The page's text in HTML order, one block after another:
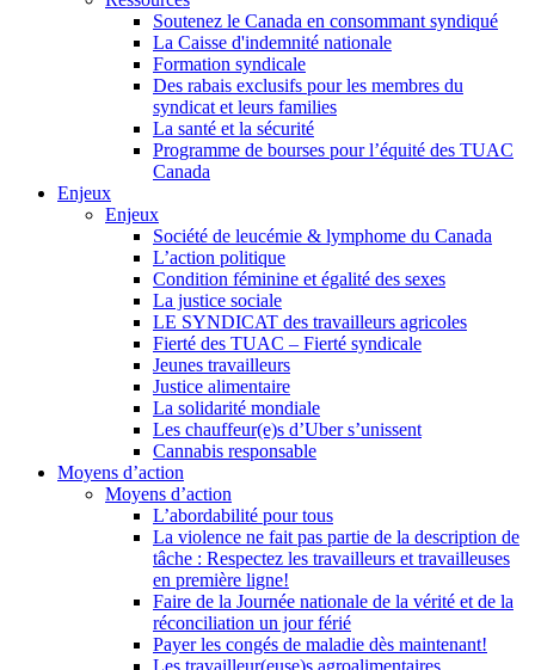
Soutenez le Canada en consommant syndiqué
La Caisse d'indemnité nationale
Formation syndicale
Des rabais exclusifs pour les membres du
syndicat et leurs families
La santé et la sécurité
Programme de bourses pour l’équité des TUAC
Canada
Enjeux
Enjeux
Société de leucémie & lymphome du Canada
L’action politique
Condition féminine et égalité des sexes
La justice sociale
LE SYNDICAT des travailleurs agricoles
Fierté des TUAC – Fierté syndicale
Jeunes travailleurs
Justice alimentaire
La solidarité mondiale
Les chauffeur(e)s d’Uber s’unissent
Cannabis responsable
Moyens d’action
Moyens d’action
L’abordabilité pour tous
La violence ne fait pas partie de la description de
tâche : Respectez les travailleurs et travailleuses
en première ligne!
Faire de la Journée nationale de la vérité et de la
réconciliation un jour férié
Payer les congés de maladie dès maintenant!